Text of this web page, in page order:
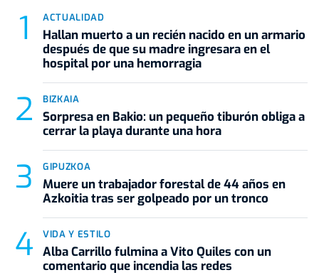
ACTUALIDAD
Hallan muerto a un recién nacido en un armario
después de que su madre ingresara en el
hospital por una hemorragia
BIZKAIA
Sorpresa en Bakio: un pequeño tiburón obliga a
cerrar la playa durante una hora
GIPUZKOA
Muere un trabajador forestal de 44 años en
Azkoitia tras ser golpeado por un tronco
VIDA Y ESTILO
Alba Carrillo fulmina a Vito Quiles con un
comentario que incendia las redes